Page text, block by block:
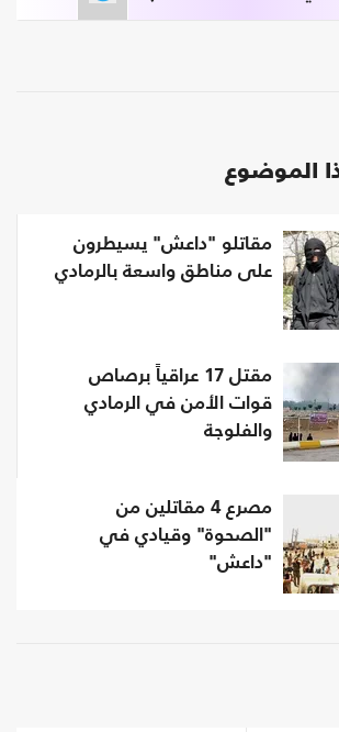
الموضوع
مقاتلو "داعش" يسيطرون
على مناطق واسعة بالرمادي
مقتل 17 عراقياً برصاص
قوات الأمن في الرمادي
والفلوجة
مصرع 4 مقاتلين من
"الصحوة" وقيادي في
"داعش"